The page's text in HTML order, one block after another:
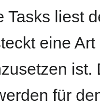
Tasks liest
eine
ist.
für